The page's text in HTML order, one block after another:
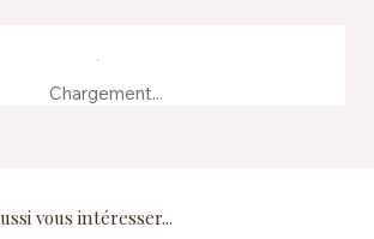
Chargement...
vous intéresser...